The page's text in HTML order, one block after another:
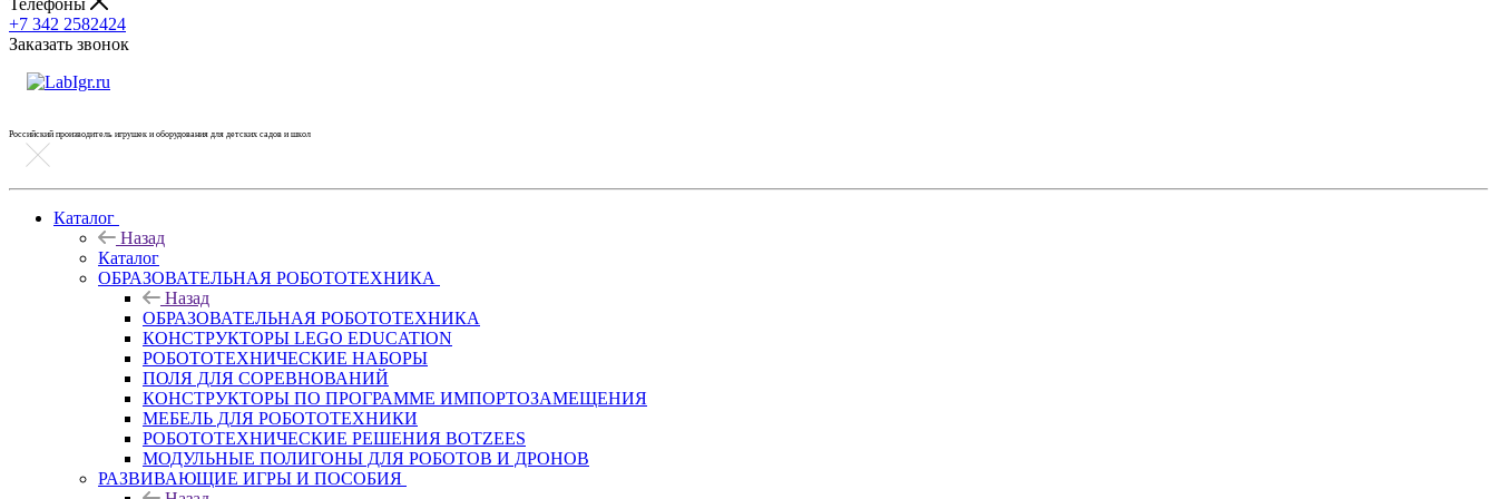
Телефоны
+7 342 2582424
Заказать звонок
Российский производитель игрушек и оборудования для детских садов и школ
Каталог
Назад
Каталог
ОБРАЗОВАТЕЛЬНАЯ РОБОТОТЕХНИКА
Назад
ОБРАЗОВАТЕЛЬНАЯ РОБОТОТЕХНИКА
КОНСТРУКТОРЫ LEGO EDUCATION
РОБОТОТЕХНИЧЕСКИЕ НАБОРЫ
ПОЛЯ ДЛЯ СОРЕВНОВАНИЙ
КОНСТРУКТОРЫ ПО ПРОГРАММЕ ИМПОРТОЗАМЕЩЕНИЯ
МЕБЕЛЬ ДЛЯ РОБОТОТЕХНИКИ
РОБОТОТЕХНИЧЕСКИЕ РЕШЕНИЯ BOTZEES
МОДУЛЬНЫЕ ПОЛИГОНЫ ДЛЯ РОБОТОВ И ДРОНОВ
РАЗВИВАЮЩИЕ ИГРЫ И ПОСОБИЯ